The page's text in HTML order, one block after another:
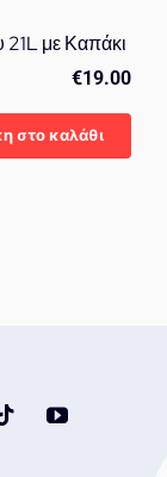
με Καπάκι
€19.00
στο καλάθι